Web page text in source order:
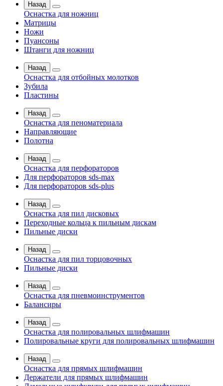
Назад
Оснастка для ножниц
Матрицы
Ножи
Пуансоны
Штанги для ножниц
Назад
Оснастка для отбойных молотков
Зубила
Пластины
Назад
Оснастка для пеноматериала
Направляющие
Полотна
Назад
Оснастка для перфораторов
Для перфораторов sds-max
Для перфораторов sds-plus
Назад
Оснастка для пил дисковых
Переходные кольца к пильным дискам
Пильные диски
Назад
Оснастка для пил торцовочных
Пильные диски
Назад
Оснастка для пневмоинструментов
Балансиры
Назад
Оснастка для полировальных шлифмашин
Полировальные круги для полировальных шлифмашин
Назад
Оснастка для прямых шлифмашин
Держатели для прямых шлифмашин